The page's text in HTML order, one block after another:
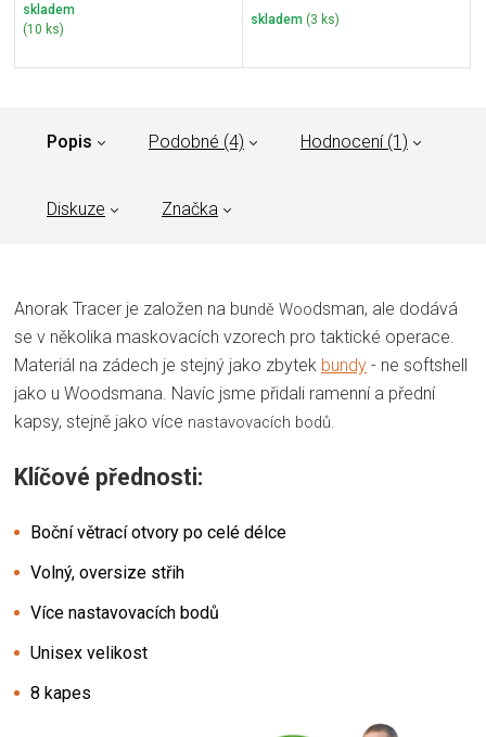
skladem
(10 ks)
skladem (3 ks)
Popis Podobné (4) Hodnocení (1)
Diskuze Značka
Anorak Tracer je založen na bundě Woodsman, ale dodává
se v několika maskovacích vzorech pro taktické operace.
Materiál na zádech je stejný jako zbytek bundy - ne softshell
jako u Woodsmana. Navíc jsme přidali ramenní a přední
kapsy, stejně jako více nastavovacích bodů.
Klíčové přednosti:
Boční větrací otvory po celé délce
Volný, oversize střih
Více nastavovacích bodů
Unisex velikost
8 kapes